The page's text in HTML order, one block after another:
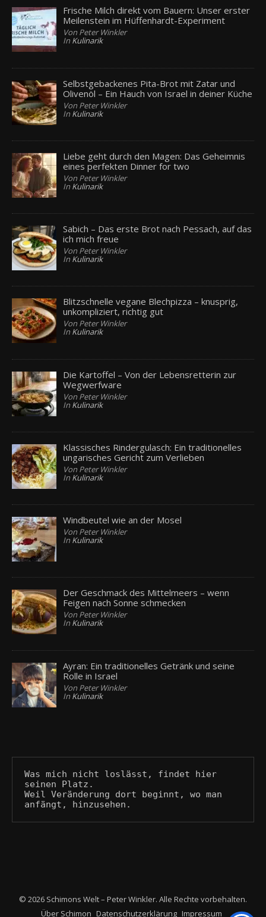
Frische Milch direkt vom Bauern: Unser erster
Meilenstein im Hüffenhardt-Experiment
Von Peter Winkler
In Kulinarik
Selbstgebackenes Pita-Brot mit Zatar und
Olivenöl – Ein Hauch von Israel in deiner Küche
Von Peter Winkler
In Kulinarik
Liebe geht durch den Magen: Das Geheimnis
eines perfekten Dinner for two
Von Peter Winkler
In Kulinarik
Sabich – Das erste Brot nach Pessach, auf das
ich mich freue
Von Peter Winkler
In Kulinarik
Blitzschnelle vegane Blechpizza – knusprig,
unkompliziert, richtig gut
Von Peter Winkler
In Kulinarik
Die Kartoffel – Von der Lebensretterin zur
Wegwerfware
Von Peter Winkler
In Kulinarik
Klassisches Rindergulasch: Ein traditionelles
ungarisches Gericht zum Verlieben
Von Peter Winkler
In Kulinarik
Windbeutel wie an der Mosel
Von Peter Winkler
In Kulinarik
Der Geschmack des Mittelmeers – wenn
Feigen nach Sonne schmecken
Von Peter Winkler
In Kulinarik
Ayran: Ein traditionelles Getränk und seine
Rolle in Israel
Von Peter Winkler
In Kulinarik
Was mich nicht loslässt, findet hier
seinen Platz.
Weil Veränderung dort beginnt, wo man
anfängt, hinzusehen.
© 2026 Schimons Welt – Peter Winkler. Alle Rechte vorbehalten.
Über Schimon Datenschutzerklärung Impressum